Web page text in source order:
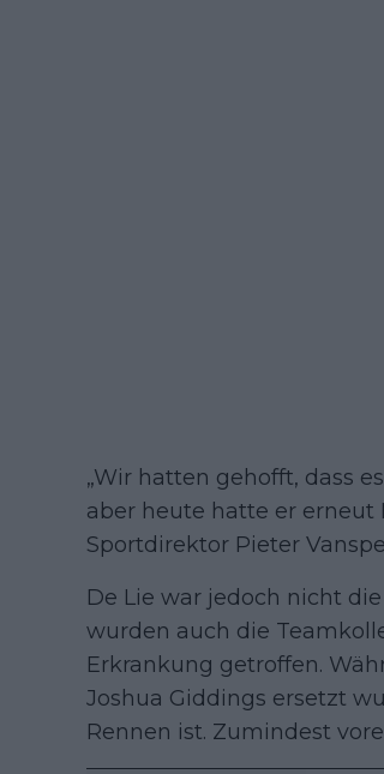
„Wir hatten gehofft, dass
aber heute hatte er erneut
Sportdirektor Pieter
De Lie war jedoch nicht
wurden auch die
Erkrankung getroffen.
Joshua Giddings ersetzt
Rennen ist. Zumindest